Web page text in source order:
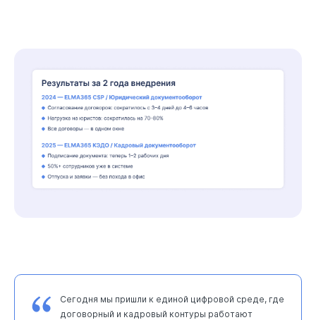
Сегодня мы пришли к единой цифровой среде, где
договорный и кадровый контуры работают